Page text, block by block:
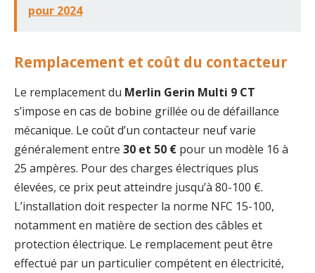
pour 2024
Remplacement et coût du contacteur
Le remplacement du Merlin Gerin Multi 9 CT
s’impose en cas de bobine grillée ou de défaillance
mécanique. Le coût d’un contacteur neuf varie
généralement entre 30 et 50 € pour un modèle 16 à
25 ampères. Pour des charges électriques plus
élevées, ce prix peut atteindre jusqu’à 80-100 €.
L’installation doit respecter la norme NFC 15-100,
notamment en matière de section des câbles et
protection électrique. Le remplacement peut être
effectué par un particulier compétent en électricité,